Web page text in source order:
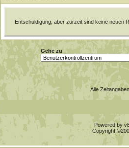
Entschuldigung, aber zurzeit sind keine neuen
Gehe zu
Alle
Powered by
Copyright